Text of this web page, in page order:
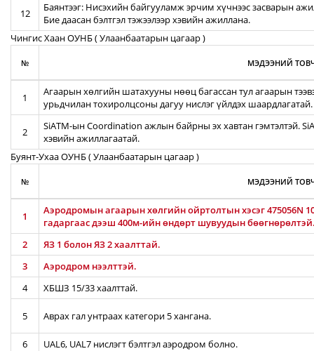
12
Баянтээг: Нисэхийн байгууламж эрчим хүчнээс засварын
Бие даасан бэлтгэл тэжээлээр хэвийн ажиллана.
Чингис Хаан ОУНБ ( Улаанбаатарын цагаар )
№ МЭДЭЭНИЙ
1
Агаарын хөлгийн шатахууны нөөц багассан тул агаарын
урьдчилан тохиролцсоны дагуу нислэг үйлдэх шаардлагатай.
2
SiATM-ын Coordination ажлын байрны эх хавтан гэмтэлтэй.
хэвийн ажиллагаатай.
Буянт-Ухаа ОУНБ ( Улаанбаатарын цагаар )
№ МЭДЭЭНИЙ
1
Аэродромын агаарын хөлгийн ойртолтын хэсэг 475056N
гадаргаас дээш 400м-ийн өндөрт шувуудын
2
ЯЗ 1 болон ЯЗ 2 хаалттай.
3
Аэродром нээлттэй.
4
ХБШЗ 15/33 хаалттай.
5 Аврах гал унтраах категори 5 хангана.
6
UAL6, UAL7 нислэгт бэлтгэл аэродром болно.